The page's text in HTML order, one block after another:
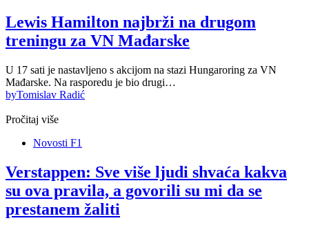
Lewis Hamilton najbrži na drugom
treningu za VN Mađarske
U 17 sati je nastavljeno s akcijom na stazi Hungaroring za VN
Mađarske. Na rasporedu je bio drugi…
byTomislav Radić
Pročitaj više
Novosti F1
Verstappen: Sve više ljudi shvaća kakva
su ova pravila, a govorili su mi da se
prestanem žaliti